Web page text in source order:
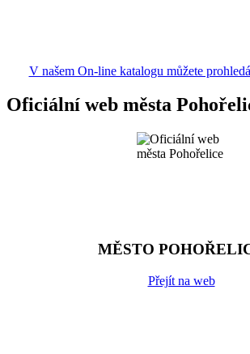
V našem On-line katalogu můžete
Oficiální web města
MĚSTO
Přejít na web